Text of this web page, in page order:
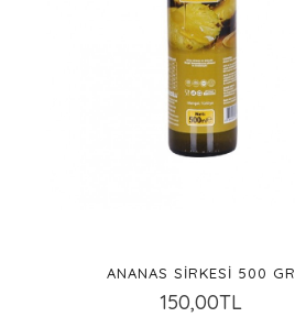
ANANAS SIRKESI 500 GR.
150,00TL